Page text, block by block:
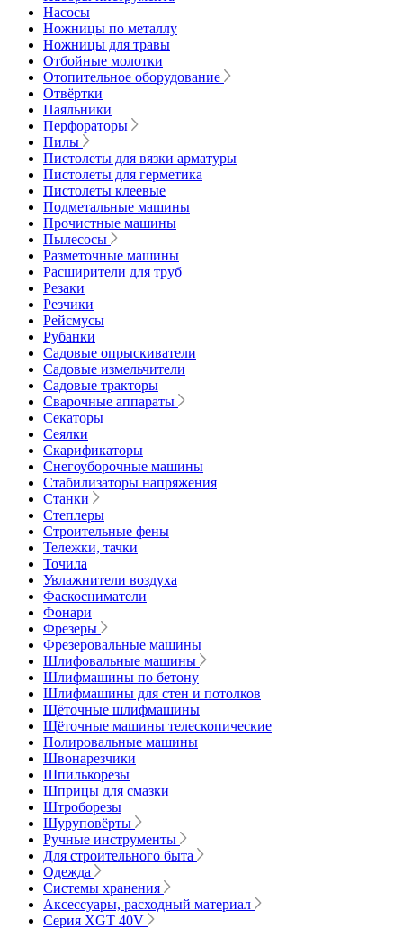
Насосы
Ножницы по металлу
Ножницы для травы
Отбойные молотки
Отопительное оборудование
Отвёртки
Паяльники
Перфораторы
Пилы
Пистолеты для вязки арматуры
Пистолеты для герметика
Пистолеты клеевые
Подметальные машины
Прочистные машины
Пылесосы
Разметочные машины
Расширители для труб
Резаки
Резчики
Рейсмусы
Рубанки
Садовые опрыскиватели
Садовые измельчители
Садовые тракторы
Сварочные аппараты
Секаторы
Сеялки
Скарификаторы
Снегоуборочные машины
Стабилизаторы напряжения
Станки
Степлеры
Строительные фены
Тележки, тачки
Точила
Увлажнители воздуха
Фаскосниматели
Фонари
Фрезеры
Фрезеровальные машины
Шлифовальные машины
Шлифмашины по бетону
Шлифмашины для стен и потолков
Щёточные шлифмашины
Щёточные машины телескопические
Полировальные машины
Швонарезчики
Шпилькорезы
Шприцы для смазки
Штроборезы
Шуруповёрты
Ручные инструменты
Для строительного быта
Одежда
Системы хранения
Аксессуары, расходный материал
Серия XGT 40V